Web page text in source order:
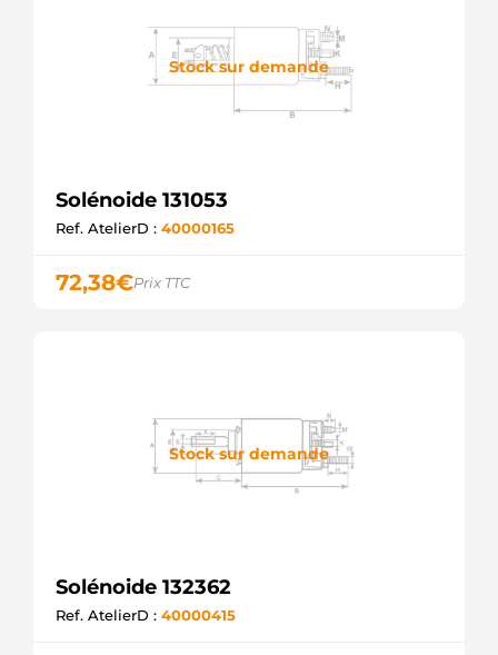
Stock sur demande
Solénoide 131053
Ref. AtelierD : 40000165
72,38€Prix TTC
Stock sur demande
Solénoide 132362
Ref. AtelierD : 40000415